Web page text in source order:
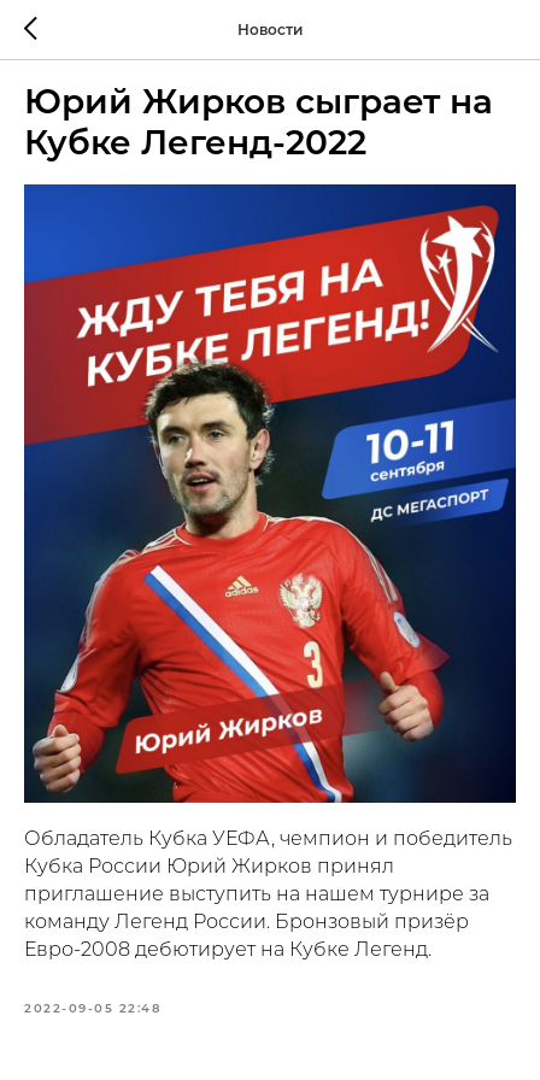
Новости
Юрий Жирков сыграет на
Кубке Легенд-2022
Обладатель Кубка УЕФА, чемпион и победитель
Кубка России Юрий Жирков принял
приглашение выступить на нашем турнире за
команду Легенд России. Бронзовый призёр
Евро-2008 дебютирует на Кубке Легенд.
2022-09-05 22:48